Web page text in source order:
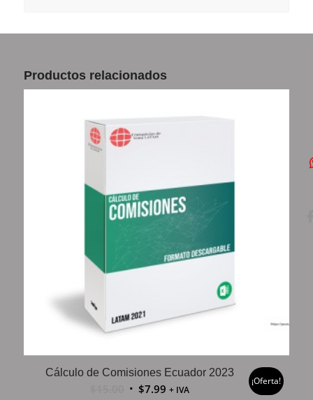
Productos relacionados
Cálculo de Comisiones Ecuador 2023
$7.99 + IVA
¡Oferta!